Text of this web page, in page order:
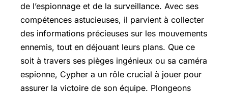
de l’espionnage et de la surveillance. Avec ses
compétences astucieuses, il parvient à collecter
des informations précieuses sur les mouvements
ennemis, tout en déjouant leurs plans. Que ce
soit à travers ses pièges ingénieux ou sa caméra
espionne, Cypher a un rôle crucial à jouer pour
assurer la victoire de son équipe. Plongeons